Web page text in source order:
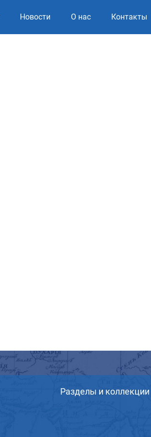
Новости О нас Контакты
Разделы и коллекции